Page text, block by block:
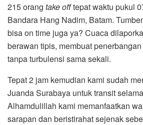
215 orang take offtepat waktu pukul
Bandara Hang Nadim, Batam.
bisa on time juga ya? Cuaca
berawan tipis, membuat
tanpa turbulensi sama sekali.
Tepat 2 jam kemudian kami sudah
Juanda Surabaya untuk transit
Alhamdulillah kami memanfaatkan
sarapan dan beristirahat sejenak